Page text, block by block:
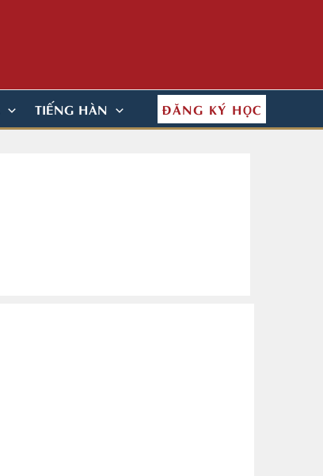
TIẾNG HÀN ĐĂNG KÝ HỌC